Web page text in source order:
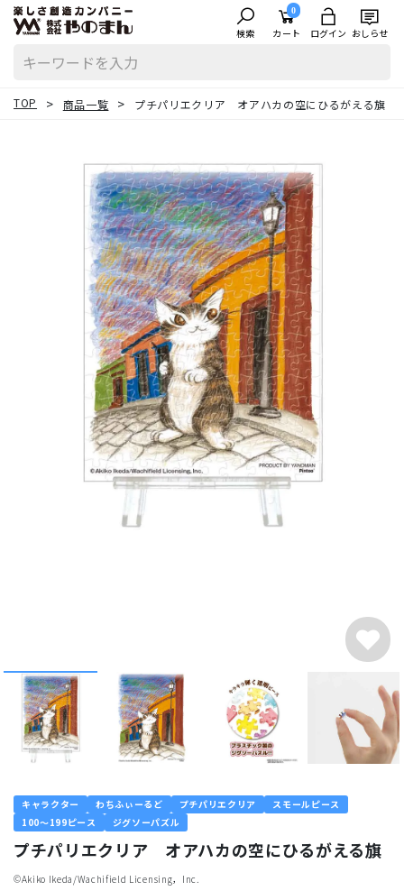
検索
0
カート ログイン おしらせ
TOP 商品一覧 プチパリエクリア オアハカの空にひるがえる旗
キャラクター わちふぃーるど プチパリエクリア
スモールピース
100～199ピース
ジグソーパズル
プチパリエクリア オアハカの空にひるがえる旗
©︎Akiko Ikeda/Wachifield Licensing，Inc.